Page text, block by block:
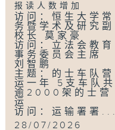
报读人数增加
访问：恒生大学常
务暨学术及研究副
校长 莫家豪
访问：立法会教育
事务委员会主席
刘智鹏
主题：的士车队营
运一年 5支车队共
逾2000架的士营
运
访问：运输署署...
28/07/2026